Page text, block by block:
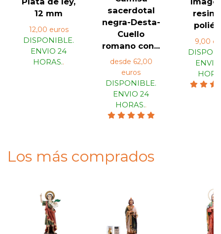
12 mm
12,00 euros
DISPONIBLE.
ENVIO 24
HORAS..
sacerdotal
negra-Desta-
Cuello
romano con...
desde 62,00
euros
DISPONIBLE.
ENVIO 24
HORAS..
9,00
Los más comprados